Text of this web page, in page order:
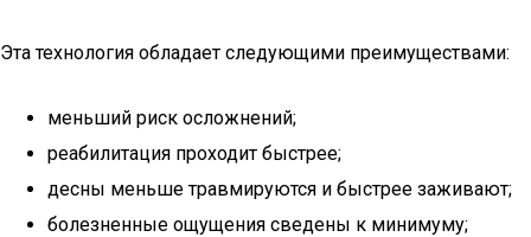
Эта технология обладает следующими преимуществами:
меньший риск осложнений;
реабилитация проходит быстрее;
десны меньше травмируются и быстрее заживают;
болезненные ощущения сведены к минимуму;